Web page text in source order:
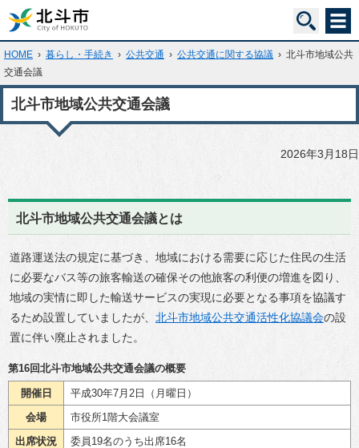
HOME › 暮らし・手続き › 公共交通 › 公共交通に関する協議 › 北斗市地域公共
交通会議
北斗市地域公共交通会議
2026年3月18日
北斗市地域公共交通会議とは
道路運送法の規定に基づき、地域における需要に応じた住民の生活
に必要なバス等の旅客輸送の確保その他旅客の利便の増進を図り、
地域の実情に即した輸送サービスの実現に必要となる事項を協議す
るため設置していましたが、 北斗市地域公共交通活性化協議会の設
置に伴い廃止されました。
第16回北斗市地域公共交通会議の概要
開催日
平成30年7月2日（月曜日）
会場
市役所1階大会議室
出席状況
委員19名のうち出席16名